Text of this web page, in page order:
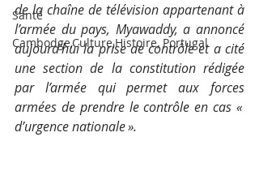
Santé
Cambodge,Culture,Histoire, Portugal
de la chaîne de télévision appartenant à
l’armée du pays, Myawaddy, a annoncé
aujourd'hui la prise de contrôle et a cité
une section de la constitution rédigée
par l’armée qui permet aux forces
armées de prendre le contrôle en cas «
d’urgence nationale ».